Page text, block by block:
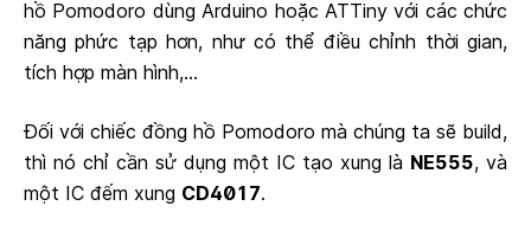
hồ Pomodoro dùng Arduino hoặc ATTiny với các chức
năng phức tạp hơn, như có thể điều chỉnh thời gian,
tích hợp màn hình,...
Đối với chiếc đồng hồ Pomodoro mà chúng ta sẽ build,
thì nó chỉ cần sử dụng một IC tạo xung là NE555, và
một IC đếm xung CD4017.